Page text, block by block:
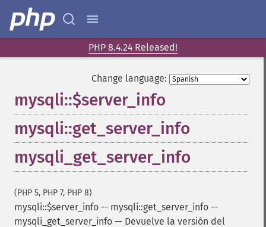
PHP 8.4.24 Released!
Change language:
mysqli::$server_info
mysqli::get_server_info
mysqli_get_server_info
(PHP 5, PHP 7, PHP 8)
mysqli::$server_info -- mysqli::get_server_info --
mysqli_get_server_info — Devuelve la versión del